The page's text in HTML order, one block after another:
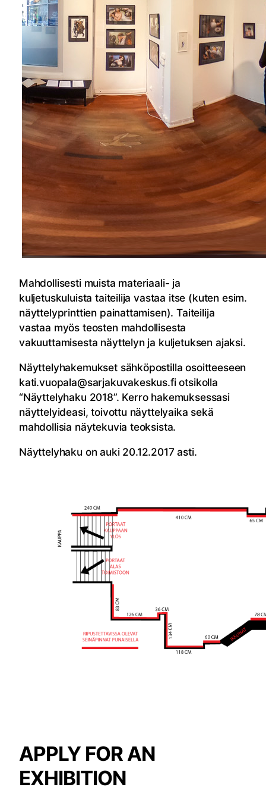
Mahdollisesti muista materiaali- ja
kuljetuskuluista taiteilija vastaa itse (kuten esim.
näyttelyprinttien painattamisen). Taiteilija
vastaa myös teosten mahdollisesta
vakuuttamisesta näyttelyn ja kuljetuksen ajaksi.
Näyttelyhakemukset sähköpostilla osoitteeseen
kati.vuopala@sarjakuvakeskus.fi otsikolla
“Näyttelyhaku 2018”. Kerro hakemuksessasi
näyttelyideasi, toivottu näyttelyaika sekä
mahdollisia näytekuvia teoksista.
Näyttelyhaku on auki 20.12.2017 asti.
APPLY FOR AN
EXHIBITION